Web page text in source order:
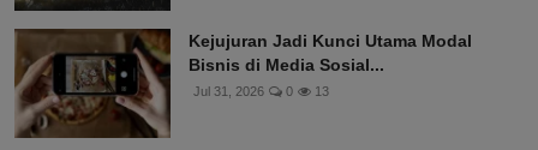
Kejujuran Jadi Kunci Utama Modal
Bisnis di Media Sosial...
Jul 31, 2026 0 13